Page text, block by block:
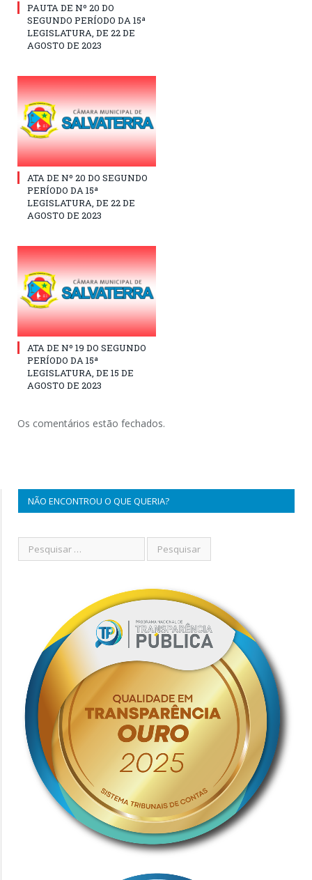
PAUTA DE Nº 20 DO
SEGUNDO PERÍODO DA 15ª
LEGISLATURA, DE 22 DE
AGOSTO DE 2023
ATA DE Nº 20 DO SEGUNDO
PERÍODO DA 15ª
LEGISLATURA, DE 22 DE
AGOSTO DE 2023
ATA DE Nº 19 DO SEGUNDO
PERÍODO DA 15ª
LEGISLATURA, DE 15 DE
AGOSTO DE 2023
Os comentários estão fechados.
NÃO ENCONTROU O QUE QUERIA?